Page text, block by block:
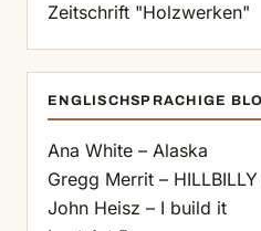
Zeitschrift "Holzwerken"
ENGLISCHSPRACHIGE
Ana White – Alaska
Gregg Merrit –
John Heisz – I build it